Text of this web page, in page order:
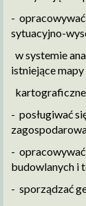
-
sytuacyjno-
w systemie
istniejące
- posługiwać
-
budowlanych i
- sporządzać